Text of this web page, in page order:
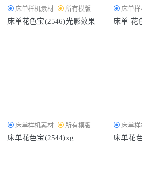
床单样机素材 所有模版
床单花色宝(2546)光影效果
床单
床单 花
床单样机素材 所有模版
床单花色宝(2544)xg
床单
床单花